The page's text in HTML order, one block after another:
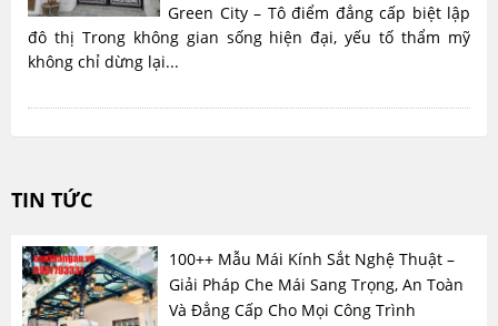
Green City – Tô điểm đẳng cấp biệt lập
đô thị Trong không gian sống hiện đại, yếu tố thẩm mỹ
không chỉ dừng lại...
TIN TỨC
100++ Mẫu Mái Kính Sắt Nghệ Thuật –
Giải Pháp Che Mái Sang Trọng, An Toàn
Và Đẳng Cấp Cho Mọi Công Trình